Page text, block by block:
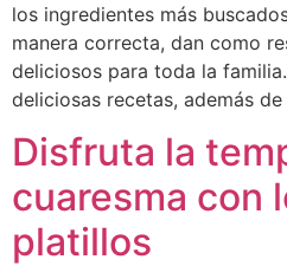
los ingredientes más
manera correcta, dan como
deliciosos para toda la
deliciosas recetas, además
Disfruta la
cuaresma con
platillos